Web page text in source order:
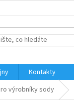
Kontakty
výrobníky sody